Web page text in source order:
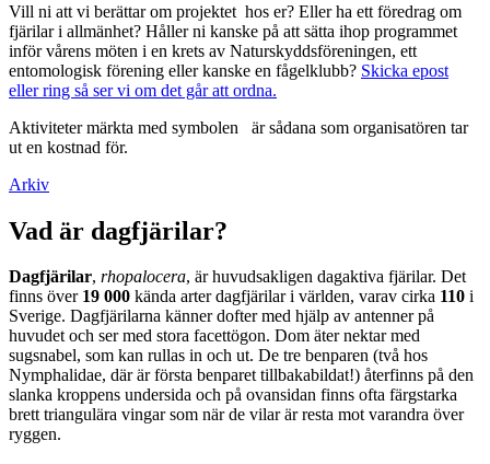
Vill ni att vi berättar om projektet hos er? Eller ha ett föredrag om
fjärilar i allmänhet? Håller ni kanske på att sätta ihop programmet
inför vårens möten i en krets av Naturskyddsföreningen, ett
entomologisk förening eller kanske en fågelklubb? Skicka epost
eller ring så ser vi om det går att ordna.
Aktiviteter märkta med symbolen
är sådana som organisatören tar
ut en kostnad för.
Arkiv
Vad är dagfjärilar?
Dagfjärilar, rhopalocera, är huvudsakligen dagaktiva fjärilar. Det
finns över 19 000 kända arter dagfjärilar i världen, varav cirka 110 i
Sverige. Dagfjärilarna känner dofter med hjälp av antenner på
huvudet och ser med stora facettögon. Dom äter nektar med
sugsnabel, som kan rullas in och ut. De tre benparen (två hos
Nymphalidae, där är första benparet tillbakabildat!) återfinns på den
slanka kroppens undersida och på ovansidan finns ofta färgstarka
brett triangulära vingar som när de vilar är resta mot varandra över
ryggen.